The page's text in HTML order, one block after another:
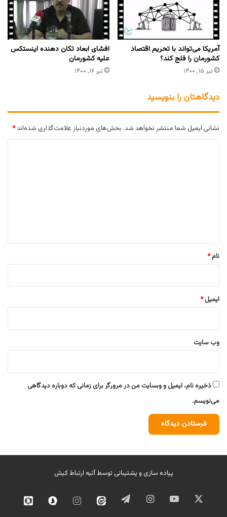
آمریکا می‌تواند با تحریم اقتصاد
کشورمان را فلج کند؟
تیر ۱۵, ۱۴۰۰
افشای ابعاد تکان دهنده اینستکس
علیه کشورمان
تیر ۱۶, ۱۴۰۰
دیدگاهتان را بنویسید
نشانی ایمیل شما منتشر نخواهد شد. بخش‌های موردنیاز علامت‌گذاری شده‌اند*
نام*
ایمیل*
وب‌ سایت
ذخیره نام، ایمیل و وبسایت من در مرورگر برای زمانی که دوباره دیدگاهی
می‌نویسم.
پیاده سازی و پشتیبانی توسطآتیه ارتباط کیش
ایکس یوتیوب اینستاگرامتلگرام ایتا اینستاگرامسروش